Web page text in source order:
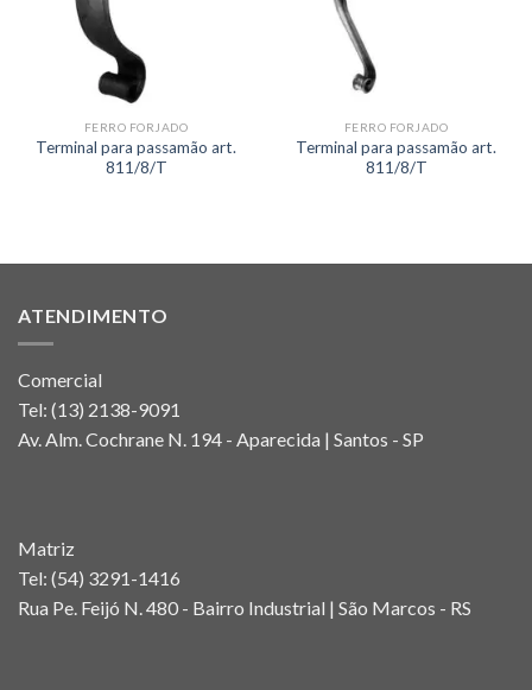
FERRO FORJADO
Terminal para passamão art.
811/8/T
FERRO FORJADO
Terminal para passamão art.
811/8/T
ATENDIMENTO
Comercial
Tel: (13) 2138-9091
Av. Alm. Cochrane N. 194 - Aparecida | Santos - SP
Matriz
Tel: (54) 3291-1416
Rua Pe. Feijó N. 480 - Bairro Industrial | São Marcos - RS